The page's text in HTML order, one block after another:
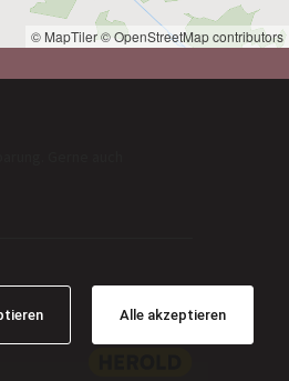
Alle akzeptieren
© MapTiler© OpenStreetMap contributors
Gerne auch